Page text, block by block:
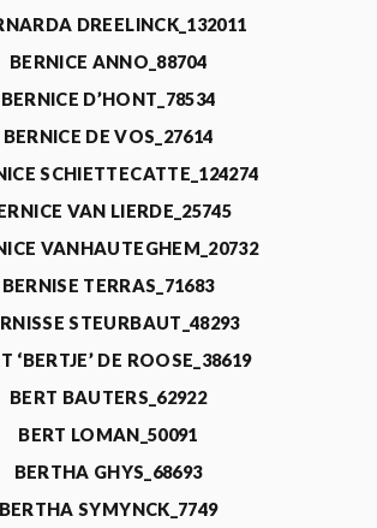
DREELINCK_132011
BERNICE ANNO_88704
BERNICE D’HONT_78534
BERNICE DE VOS_27614
SCHIETTECATTE_124274
VAN LIERDE_25745
VANHAUTEGHEM_20732
BERNISE TERRAS_71683
STEURBAUT_48293
‘BERTJE’ DE ROOSE_38619
BERT BAUTERS_62922
BERT LOMAN_50091
BERTHA GHYS_68693
BERTHA SYMYNCK_7749